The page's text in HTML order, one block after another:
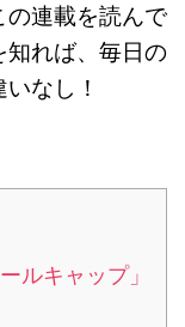
連載を読んで
れば、毎日の
なし！
ルキャップ」